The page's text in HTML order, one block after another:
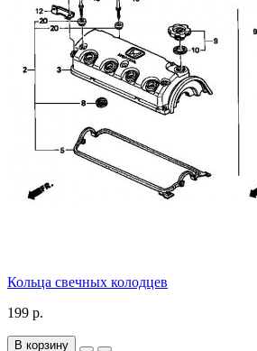
Кольца свечных колодцев
199 р.
В корзину